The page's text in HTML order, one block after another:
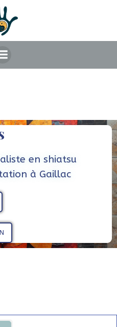
Aller
au
contenu
en shiatsu
à Gaillac